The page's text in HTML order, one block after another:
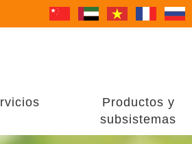
Productos y
subsistemas